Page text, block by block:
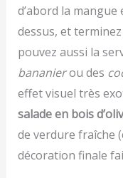
d’abord la mangue
dessus, et
pouvez aussi la
bananierou des
effet visuel très
salade en bois
de verdure fraîche
décoration finale